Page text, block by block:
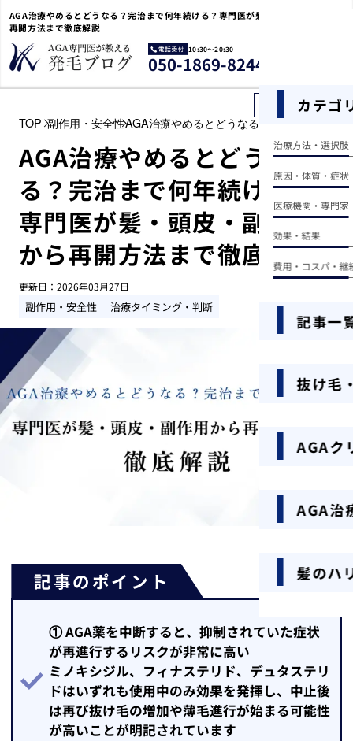
AGA治療やめるとどうなる？完治まで何年続ける？専門医が髪・頭皮・副作用から
再開方法まで徹底解説
電
話
受
10:30〜20:30
050-1869-8244
カテゴ
治療方法・選択肢
原因・体質・症状
医療機関・専門家
効果・結果
費用・コスパ・継
記事一
抜け毛
AGAク
AGA治
髪のハ
記事を探す
TOP 副作用・安全性AGA治療やめるとどうなる？完治まで何年
AGA治療やめるとどうな
る？完治まで何年続ける？
専門医が髪・頭皮・副作用
から再開方法まで徹底解説
更新日： 2026年03月27日
副作用・安全性 治療タイミング・判断
記事のポイント
① AGA薬を中断すると、抑制されていた症状
が再進行するリスクが非常に高い
ミノキシジル、フィナステリド、デュタステリ
ドはいずれも使用中のみ効果を発揮し、中止後
は再び抜け毛の増加や薄毛進行が始まる可能性
が高いことが明記されています